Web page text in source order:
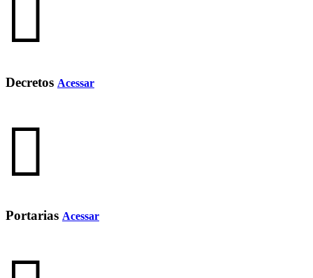
Decretos Acessar
Portarias Acessar